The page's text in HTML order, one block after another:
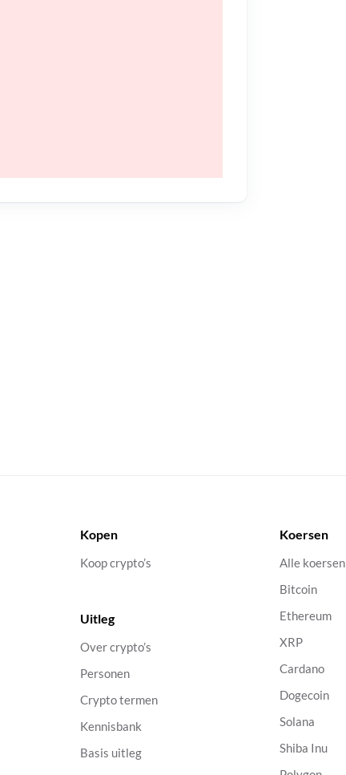
Kopen
Koop crypto’s
Uitleg
Over crypto’s
Personen
Crypto termen
Kennisbank
Basis uitleg
Koersen
Alle koersen
Bitcoin
Ethereum
XRP
Cardano
Dogecoin
Solana
Shiba Inu